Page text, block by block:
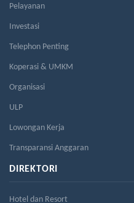
Pelayanan
Investasi
Telephon Penting
Koperasi & UMKM
Organisasi
ULP
Lowongan Kerja
Transparansi Anggaran
DIREKTORI
Hotel dan Resort